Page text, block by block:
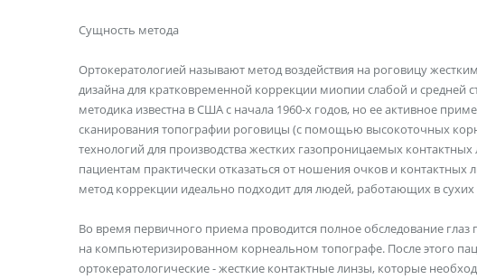
Сущность метода
Ортокератологией называют метод воздействия на роговицу
дизайна для кратковременной коррекции миопии слабой и средней
методика известна в США с начала 1960-х годов, но ее активное
сканирования топографии роговицы (с помощью высокоточных
технологий для производства жестких газопроницаемых
пациентам практически отказаться от ношения очков и контактных
метод коррекции идеально подходит для людей, работающих в
Во время первичного приема проводится полное обследование
на компьютеризированном корнеальном топографе. После этого
ортокератологические - жесткие контактные линзы, которые